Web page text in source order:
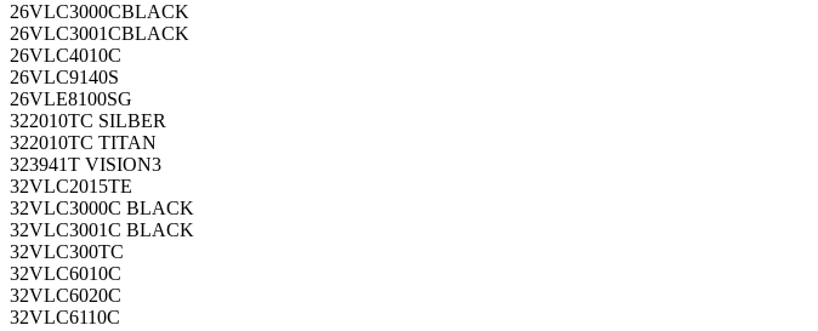
26VLC3000CBLACK
26VLC3001CBLACK
26VLC4010C
26VLC9140S
26VLE8100SG
322010TC SILBER
322010TC TITAN
323941T VISION3
32VLC2015TE
32VLC3000C BLACK
32VLC3001C BLACK
32VLC300TC
32VLC6010C
32VLC6020C
32VLC6110C